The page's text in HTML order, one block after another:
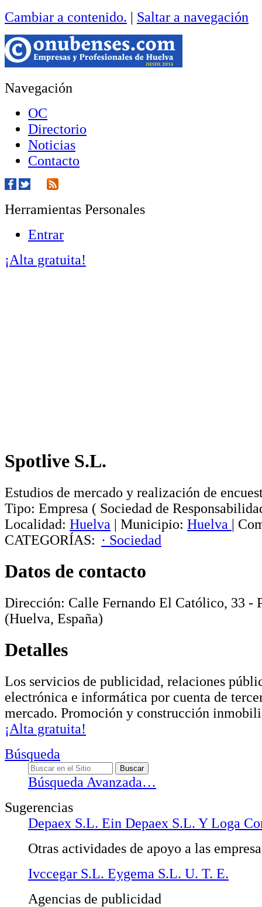
Cambiar a contenido. | Saltar a navegación
Navegación
OC
Directorio
Noticias
Contacto
Herramientas Personales
Entrar
¡Alta gratuita!
Spotlive S.L.
Estudios de mercado y realización de
Tipo: Empresa ( Sociedad de
Localidad: Huelva | Municipio: Huelva |
CATEGORÍAS: · Sociedad
Datos de contacto
Dirección: Calle Fernando El Católico, 33 -
(Huelva, España)
Detalles
Los servicios de publicidad, relaciones
electrónica e informática por cuenta de
mercado. Promoción y construcción
¡Alta gratuita!
Búsqueda
Búsqueda Avanzada…
Sugerencias
Depaex S.L. Ein Depaex S.L. Y Loga
Otras actividades de apoyo a las
Ivccegar S.L. Eygema S.L. U. T. E.
Agencias de publicidad